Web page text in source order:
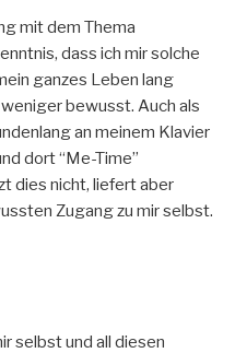
mit dem Thema
dass ich mir solche
ganzes Leben lang
bewusst. Auch als
an meinem Klavier
dort “Me-Time”
dies nicht, liefert aber
Zugang zu mir selbst.
selbst und all diesen